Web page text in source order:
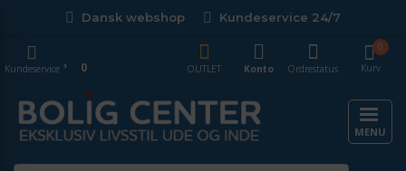
Dansk webshop Kundeservice 24/7
Kurv
0
OUTLET
Konto Ordrestatus
Kundeservice 0
MENU